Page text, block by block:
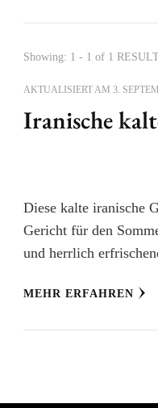
Showing: 1 - 1 of 1
AKTUALISIERT AM 3.
Iranische
Diese kalte iranische
Gericht für den
und herrlich
MEHR ERFAHREN